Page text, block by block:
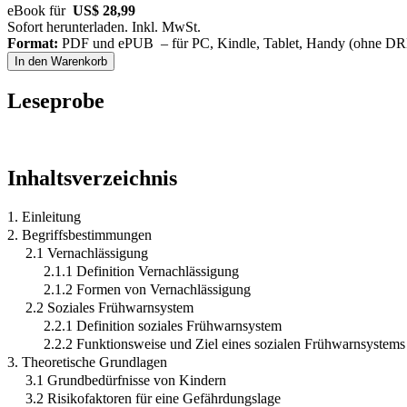
eBook für US$ 28,99
Sofort herunterladen. Inkl. MwSt.
Format: PDF und ePUB – für PC, Kindle, Tablet, Handy (ohne
In den Warenkorb
Leseprobe
Inhaltsverzeichnis
1. Einleitung
2. Begriffsbestimmungen
2.1 Vernachlässigung
2.1.1 Definition Vernachlässigung
2.1.2 Formen von Vernachlässigung
2.2 Soziales Frühwarnsystem
2.2.1 Definition soziales Frühwarnsystem
2.2.2 Funktionsweise und Ziel eines sozialen Frühwarnsystems
3. Theoretische Grundlagen
3.1 Grundbedürfnisse von Kindern
3.2 Risikofaktoren für eine Gefährdungslage